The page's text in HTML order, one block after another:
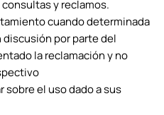
y reclamos.
cuando determinada
por parte del
la reclamación y no
el uso dado a sus